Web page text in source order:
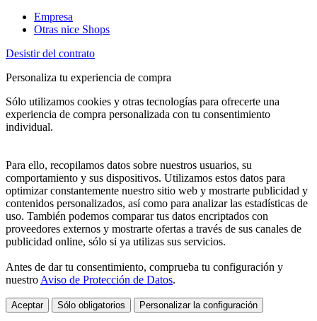
Empresa
Otras nice Shops
Desistir del contrato
Personaliza tu experiencia de compra
Sólo utilizamos cookies y otras tecnologías para ofrecerte una
experiencia de compra personalizada con tu consentimiento
individual.
Para ello, recopilamos datos sobre nuestros usuarios, su
comportamiento y sus dispositivos. Utilizamos estos datos para
optimizar constantemente nuestro sitio web y mostrarte publicidad y
contenidos personalizados, así como para analizar las estadísticas de
uso. También podemos comparar tus datos encriptados con
proveedores externos y mostrarte ofertas a través de sus canales de
publicidad online, sólo si ya utilizas sus servicios.
Antes de dar tu consentimiento, comprueba tu configuración y
nuestro Aviso de Protección de Datos.
Aceptar Sólo obligatorios Personalizar la configuración